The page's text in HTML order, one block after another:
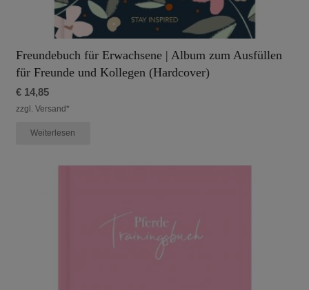
Freundebuch für Erwachsene | Album zum Ausfüllen
für Freunde und Kollegen (Hardcover)
€14,85
zzgl. Versand*
Weiterlesen